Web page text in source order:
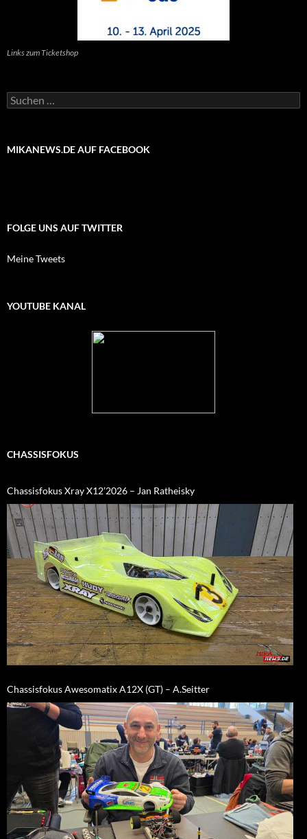
Links zum Ticketshop
Suchen
nach:
MIKANEWS.DE AUF FACEBOOK
FOLGE UNS AUF TWITTER
Meine Tweets
YOUTUBE KANAL
CHASSISFOKUS
Chassisfokus Xray X12’2026 – Jan Ratheisky
Chassisfokus Awesomatix A12X (GT) – A.Seitter